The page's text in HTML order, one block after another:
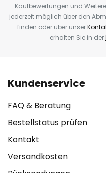
Kaufbewertungen und
jederzeit möglich über den
finden oder über unser
erhalten Sie in der
Kundenservice
FAQ & Beratung
Bestellstatus prüfen
Kontakt
Versandkosten